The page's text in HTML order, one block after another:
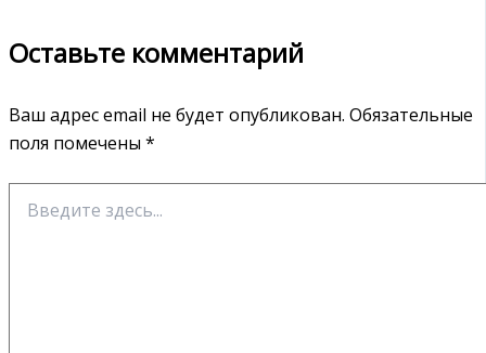
Оставьте комментарий
Ваш адрес email не будет опубликован. Обязательные
поля помечены *
здесь...